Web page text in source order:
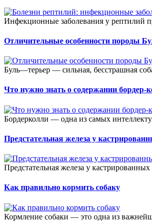
Инфекционные заболевания у рептилий
Отличительные особенности породы
Буль—терьер — сильная, бесстрашная
Что нужно знать о содержании
Бордерколли — одна из самых
Предстательная железа у
Предстательная железа у
Как правильно кормить собаку
Кормление собаки — это одна из